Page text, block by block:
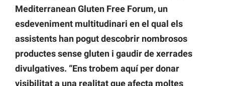
Mediterranean Gluten Free Forum, un
esdeveniment multitudinari en el qual els
assistents han pogut descobrir nombrosos
productes sense gluten i gaudir de xerrades
divulgatives. “Ens trobem aquí per donar
visibilitat a una realitat que afecta moltes